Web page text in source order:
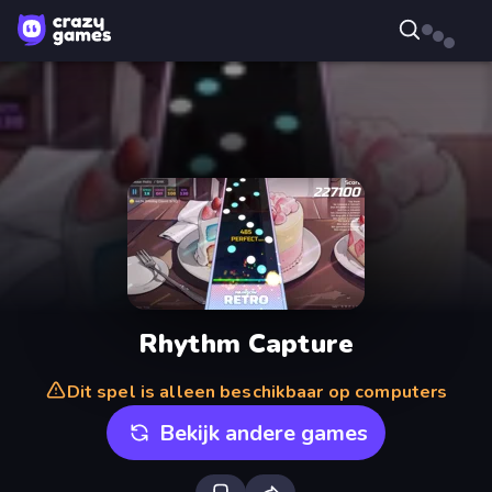
Rhythm Capture
Dit spel is alleen beschikbaar op computers
Bekijk andere games